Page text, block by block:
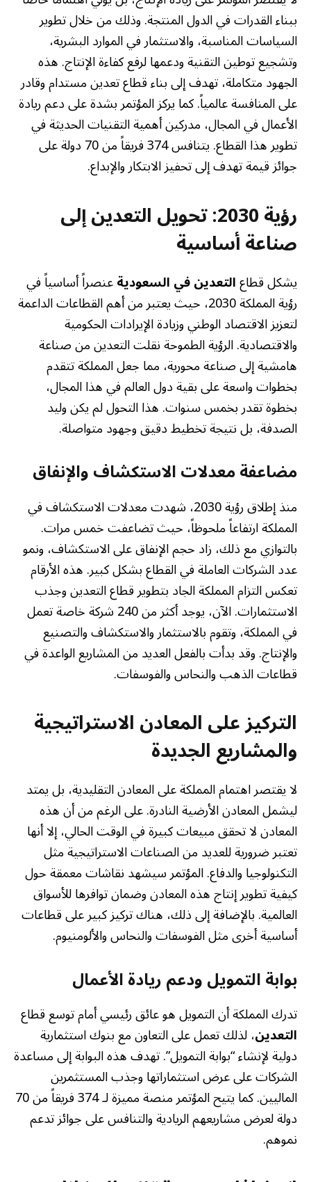
ببناء القدرات في الدول المنتجة. وذلك من خلال تطوير
السياسات المناسبة، والاستثمار في الموارد البشرية،
وتشجيع توطين التقنية ودعمها لرفع كفاءة الإنتاج. هذه
الجهود متكاملة، تهدف إلى بناء قطاع تعدين مستدام وقادر
على المنافسة عالمياً. كما يركز المؤتمر بشدة على دعم ريادة
الأعمال في المجال، مدركين أهمية التقنيات الحديثة في
تطوير هذا القطاع. يتنافس 374 فريقاً من 70 دولة على
جوائز قيمة تهدف إلى تحفيز الابتكار والإبداع.
رؤية 2030: تحويل التعدين إلى
صناعة أساسية
يشكل قطاعالتعدين في السعوديةعنصراً أساسياً في
رؤية المملكة 2030، حيث يعتبر من أهم القطاعات الداعمة
لتعزيز الاقتصاد الوطني وزيادة الإيرادات الحكومية
والاقتصادية. الرؤية الطموحة نقلت التعدين من صناعة
هامشية إلى صناعة محورية، مما جعل المملكة تتقدم
بخطوات واسعة على بقية دول العالم في هذا المجال،
بخطوة تقدر بخمس سنوات. هذا التحول لم يكن وليد
الصدفة، بل نتيجة تخطيط دقيق وجهود متواصلة.
مضاعفة معدلات الاستكشاف والإنفاق
منذ إطلاق رؤية 2030، شهدت معدلات الاستكشاف في
المملكة ارتفاعاً ملحوظاً، حيث تضاعفت خمس مرات.
بالتوازي مع ذلك، زاد حجم الإنفاق على الاستكشاف، ونمو
عدد الشركات العاملة في القطاع بشكل كبير. هذه الأرقام
تعكس التزام المملكة الجاد بتطوير قطاع التعدين وجذب
الاستثمارات. الآن، يوجد أكثر من 240 شركة خاصة تعمل
في المملكة، وتقوم بالاستثمار والاستكشاف والتصنيع
والإنتاج. وقد بدأت بالفعل العديد من المشاريع الواعدة في
قطاعات الذهب والنحاس والفوسفات.
التركيز على المعادن الاستراتيجية
والمشاريع الجديدة
لا يقتصر اهتمام المملكة على المعادن التقليدية، بل يمتد
ليشمل المعادن الأرضية النادرة. على الرغم من أن هذه
المعادن لا تحقق مبيعات كبيرة في الوقت الحالي، إلا أنها
تعتبر ضرورية للعديد من الصناعات الاستراتيجية مثل
التكنولوجيا والدفاع. المؤتمر سيشهد نقاشات معمقة حول
كيفية تطوير إنتاج هذه المعادن وضمان توافرها للأسواق
العالمية. بالإضافة إلى ذلك، هناك تركيز كبير على قطاعات
أساسية أخرى مثل الفوسفات والنحاس والألومنيوم.
بوابة التمويل ودعم ريادة الأعمال
تدرك المملكة أن التمويل هو عائق رئيسي أمام توسع قطاع
التعدين، لذلك تعمل على التعاون مع بنوك استثمارية
دولية لإنشاء “بوابة التمويل”. تهدف هذه البوابة إلى مساعدة
الشركات على عرض استثماراتها وجذب المستثمرين
الماليين. كما يتيح المؤتمر منصة مميزة لـ 374 فريقاً من 70
دولة لعرض مشاريعهم الريادية والتنافس على جوائز تدعم
نموهم.